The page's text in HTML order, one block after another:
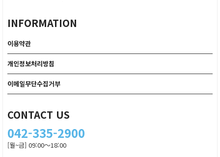
INFORMATION
이용약관
개인정보처리방침
이메일무단수집거부
CONTACT US
042-335-2900
[월~금] 09:00～18:00